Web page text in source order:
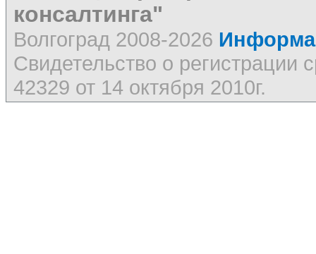
консалтинга"
Волгоград 2008-2026
Свидетельство о
42329 от 14 октября 2010г.